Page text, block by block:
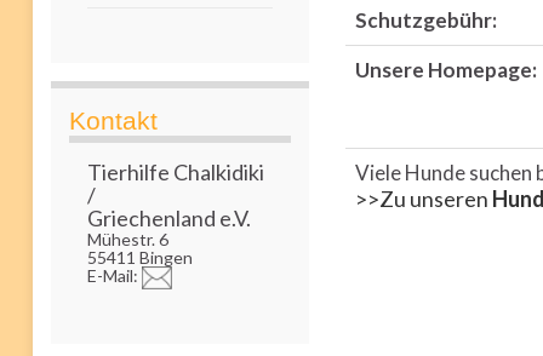
Kontakt
Tierhilfe Chalkidiki
/
Griechenland e.V.
Mühestr. 6
55411 Bingen
E-Mail:
Schutzgebühr:
Unsere Homepage:
Viele Hunde suchen
>>Zu unseren